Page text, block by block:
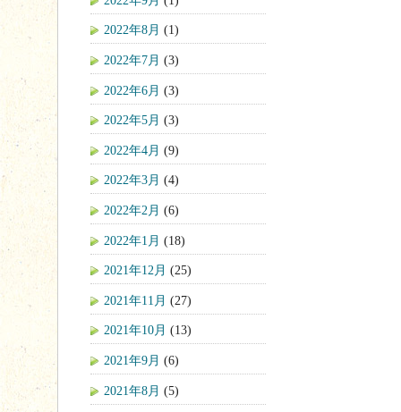
2022年8月 (1)
2022年7月 (3)
2022年6月 (3)
2022年5月 (3)
2022年4月 (9)
2022年3月 (4)
2022年2月 (6)
2022年1月 (18)
2021年12月 (25)
2021年11月 (27)
2021年10月 (13)
2021年9月 (6)
2021年8月 (5)